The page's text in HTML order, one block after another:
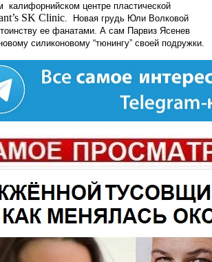
калифорнийском центре пластической
SK Clinic.
Новая грудь Юли Волковой
ее фанатами. А сам Парвиз Ясенев
силиконовому “тюнингу” своей подружки.